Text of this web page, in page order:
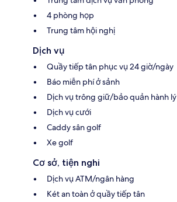
4 phòng họp
Trung tâm hội nghị
Dịch vụ
Quầy tiếp tân phục vụ 24 giờ/ngày
Báo miễn phí ở sảnh
Dịch vụ trông giữ/bảo quản hành lý
Dịch vụ cưới
Caddy sân golf
Xe golf
Cơ sở, tiện nghi
Dịch vụ ATM/ngân hàng
Két an toàn ở quầy tiếp tân